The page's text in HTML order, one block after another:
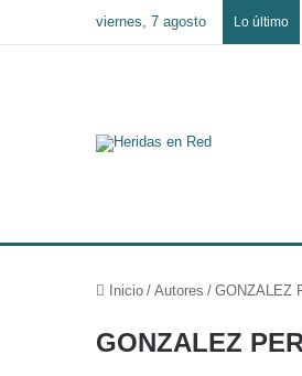
viernes, 7 agosto Lo último
Inicio / Autores / GONZALEZ
GONZALEZ